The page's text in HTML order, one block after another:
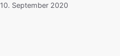
10. September 2020